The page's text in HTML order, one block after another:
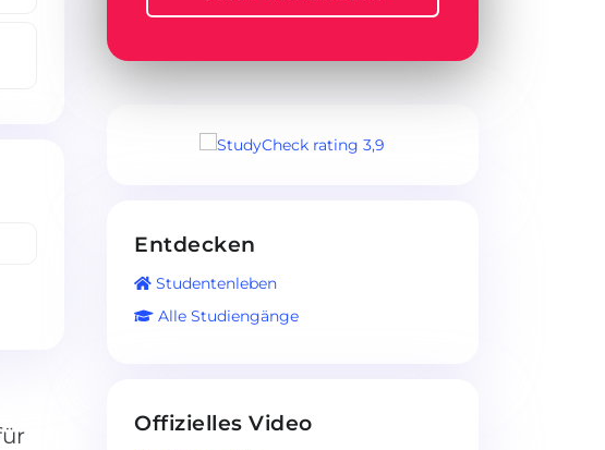
Entdecken
Studentenleben
Alle Studiengänge
Offizielles Video